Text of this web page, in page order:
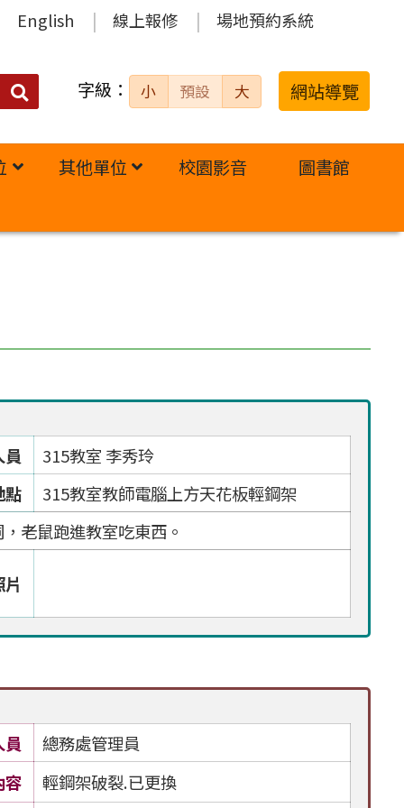
English 線上報修 場地預約系統
搜
字級： 小 預設 大 網站導覽
其他單位 校園影音 圖書館
員
315教室 李秀玲
點
315教室教師電腦上方天花板輕鋼架
老鼠跑進教室吃東西。
總務處管理員
容
輕鋼架破裂.已更換